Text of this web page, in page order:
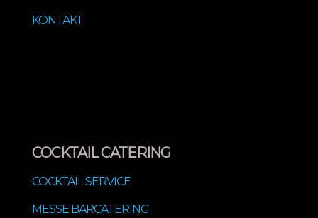
KONTAKT
COCKTAIL CATERING
COCKTAIL SERVICE
MESSE BARCATERING